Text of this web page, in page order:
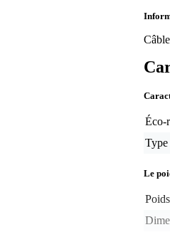
Éco-
Type
Le
Poids